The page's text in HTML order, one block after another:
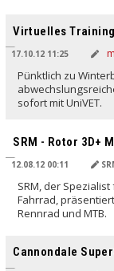
Virtuelles
17.10.12 11:25
Pünktlich zu
sofort mit UniVET.
SRM - Rotor 3D+
12.08.12 00:11
SRM, der
Fahrrad,
Rennrad und MTB.
Cannondale